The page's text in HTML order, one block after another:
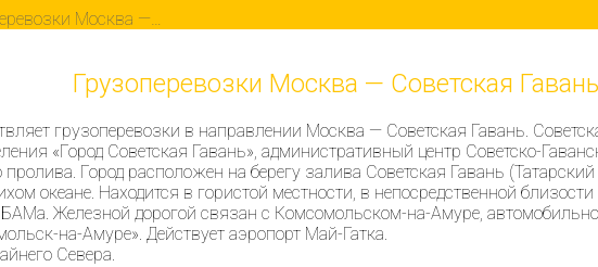
Москва —…
Грузоперевозки Москва — Советская Гавань
грузоперевозки в направлении Москва — Советская Гавань.
«Город Советская Гавань», административный центр Советско-
Город расположен на берегу залива Советская Гавань
океане. Находится в гористой местности, в непосредственной
Железной дорогой связан с Комсомольском-на-Амуре,
на-Амуре». Действует аэропорт Май-Гатка.
Севера.